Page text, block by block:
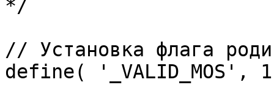
*/
// Установка флага
define( '_VALID_MOS',